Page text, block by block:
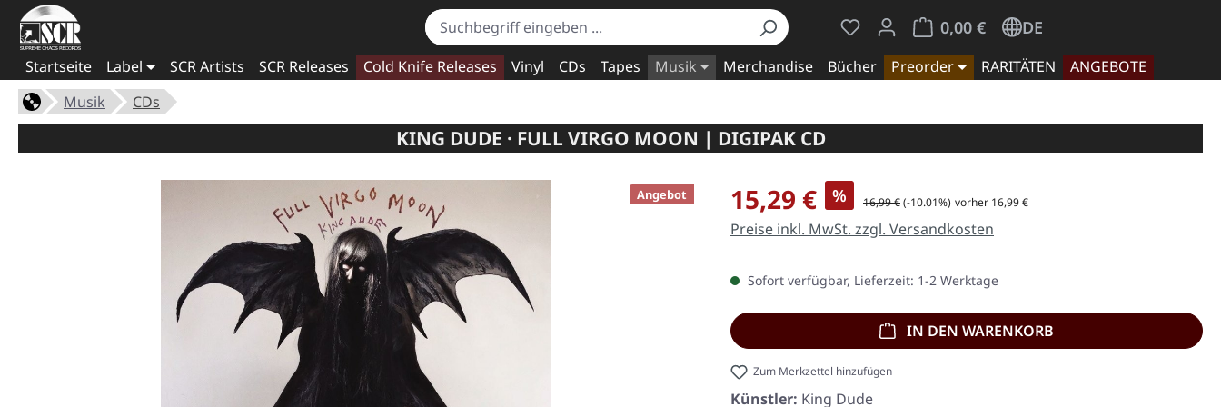
Du hast 0 Produkte auf dem Merkzettel
0,00 €
Warenkorb enthält 0 Positionen. Der
DE
Startseite Label SCR Artists SCR Releases Cold Knife Releases Vinyl CDs Tapes Musik Merchandise Bücher Preorder RARITÄTEN
ANGEBOTE
Musik
CDs
KING DUDE · FULL VIRGO MOON | DIGIPAK CD
Angebot Verkaufspreis:
15,29 € % Regulärer Preis:
16,99 €(-10.01%) vorher 16,99 €
Preise inkl. MwSt. zzgl. Versandkosten
Sofort verfügbar, Lieferzeit: 1-2 Werktage
IN DEN WARENKORB
Zum Merkzettel hinzufügen
Künstler: King Dude